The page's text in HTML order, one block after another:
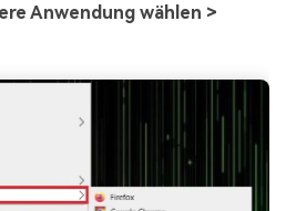
Anwendung wählen >